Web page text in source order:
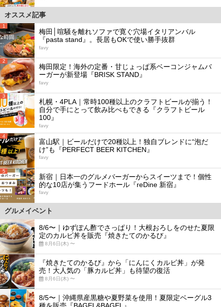
オススメ記事
1
梅田│喧騒を離れソファで寛ぐ穴場イタリアンバル
『pasta stand』。長居もOKで使い勝手抜群
favy
2
梅田限定！海外の定番・甘じょっぱ系ベーコンジャムバ
ーガーが新登場『BRISK STAND』
favy
3
札幌・4PLA｜常時100種以上のクラフトビールが揃う！
自分で手にとって飲み比べもできる『クラフトビール
100』
favy
4
富山駅｜ビールだけで20種以上！独自ブレンドに“泡だ
け”も『PERFECT BEER KITCHEN』
favy
5
新宿｜日本一のグルメバーガーからスイーツまで！個性
的な10店が集うフードホール『reDine 新宿』
favy
グルメイベント
8/6〜｜ゆずぽん酢でさっぱり！大根おろしをのせた夏限
定のカルビ丼を販売『焼きたてのかるび』
8月6日(木) 〜
『焼きたてのかるび』から「にんにくカルビ丼」が発
売！大人気の「豚カルビ丼」も待望の復活
8月6日(木) 〜
8/5〜｜沖縄県産黒糖や夏野菜を使用！夏限定ベーグル3